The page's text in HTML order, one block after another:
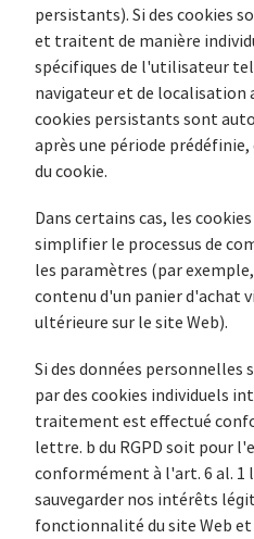
persistants). Si des cookies
et traitent de manière
spécifiques de l'utilisateur
navigateur et de localisation
cookies persistants sont
après une période
du cookie.
Dans certains cas, les
simplifier le processus de
les paramètres (par
contenu d'un panier d'achat
ultérieure sur le site Web).
Si des données
par des cookies individuels
traitement est effectué
lettre. b du RGPD soit pour
conformément à l'art. 6 al. 1
sauvegarder nos intérêts
fonctionnalité du site Web